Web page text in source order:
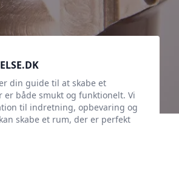
din guide til at skabe et
er både smukt og funktionelt. Vi
til indretning, opbevaring og
skabe et rum, der er perfekt